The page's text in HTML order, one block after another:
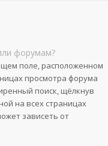
форумам?
поле, расположенном
просмотра форума
поиск, щёлкнув
на всех страницах
зависеть от